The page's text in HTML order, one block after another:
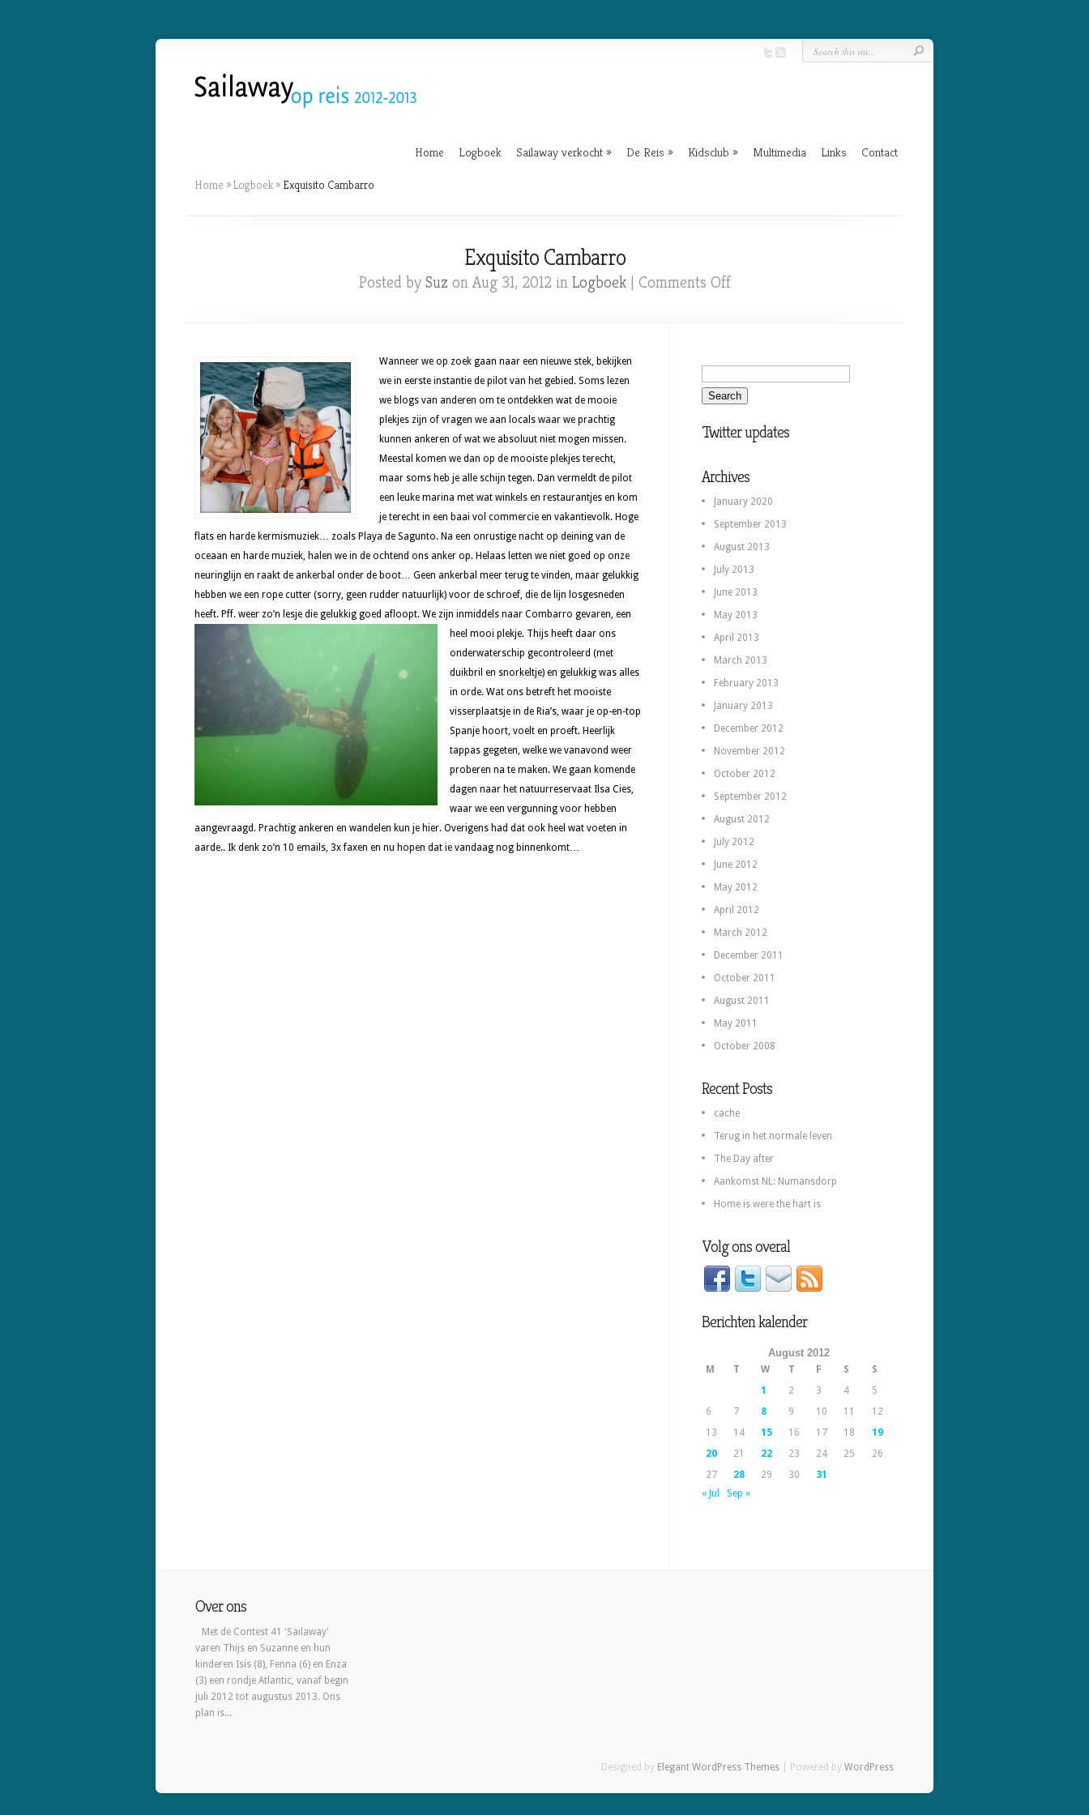
Home Logboek Sailaway verkocht » De Reis » Kidsclub » Multimedia Links Contact
Home »Logboek » Exquisito Cambarro
Exquisito Cambarro
Posted by Suz on Aug 31, 2012 in Logboek| Comments Offon
Wanneer we op zoek gaan naar een nieuwe stek, bekijken
we in eerste instantie de pilot van het gebied. Soms lezen
we blogs van anderen om te ontdekken wat de mooie
plekjes zijn of vragen we aan locals waar we prachtig
kunnen ankeren of wat we absoluut niet mogen missen.
Meestal komen we dan op de mooiste plekjes terecht,
maar soms heb je alle schijn tegen. Dan vermeldt de pilot
een leuke marina met wat winkels en restaurantjes en kom
je terecht in een baai vol commercie en vakantievolk. Hoge
flats en harde kermismuziek… zoals Playa de Sagunto. Na een onrustige nacht op deining van de
oceaan en harde muziek, halen we in de ochtend ons anker op. Helaas letten we niet goed op onze
neuringlijn en raakt de ankerbal onder de boot… Geen ankerbal meer terug te vinden, maar gelukkig
hebben we een rope cutter (sorry, geen rudder natuurlijk) voor de schroef, die de lijn losgesneden
heeft. Pff. weer zo’n lesje die gelukkig goed afloopt. We zijn inmiddels naar Combarro gevaren, een
heel mooi plekje. Thijs heeft daar ons
onderwaterschip gecontroleerd (met
duikbril en snorkeltje) en gelukkig was alles
in orde. Wat ons betreft het mooiste
visserplaatsje in de Ria’s, waar je op-en-top
Spanje hoort, voelt en proeft. Heerlijk
tappas gegeten, welke we vanavond weer
proberen na te maken. We gaan komende
dagen naar het natuurreservaat Ilsa Cies,
waar we een vergunning voor hebben
aangevraagd. Prachtig ankeren en wandelen kun je hier. Overigens had dat ook heel wat voeten in
aarde.. Ik denk zo’n 10 emails, 3x faxen en nu hopen dat ie vandaag nog binnenkomt…
Twitter updates
Archives
January 2020
September 2013
August 2013
July 2013
June 2013
May 2013
April 2013
March 2013
February 2013
January 2013
December 2012
November 2012
October 2012
September 2012
August 2012
July 2012
June 2012
May 2012
April 2012
March 2012
December 2011
October 2011
August 2011
May 2011
October 2008
Recent Posts
cache
Terug in het normale leven
The Day after
Aankomst NL: Numansdorp
Home is were the hart is
Volg ons overal
Berichten kalender
August 2012
M T W T F S
S
1
2 3 4
5
6
7 8 9 10 11
12
13
14 15 16 17 18
19
20
21 22 23 24 25
26
27
28 29 30
31
« Jul
Sep »
Over ons
Met de Contest 41 'Sailaway'
varen Thijs en Suzanne en hun
kinderen Isis (8), Fenna (6) en Enza
(3) een rondje Atlantic, vanaf begin
juli 2012 tot augustus 2013. Ons
plan is...
Designed by Elegant WordPress Themes | Powered by WordPress